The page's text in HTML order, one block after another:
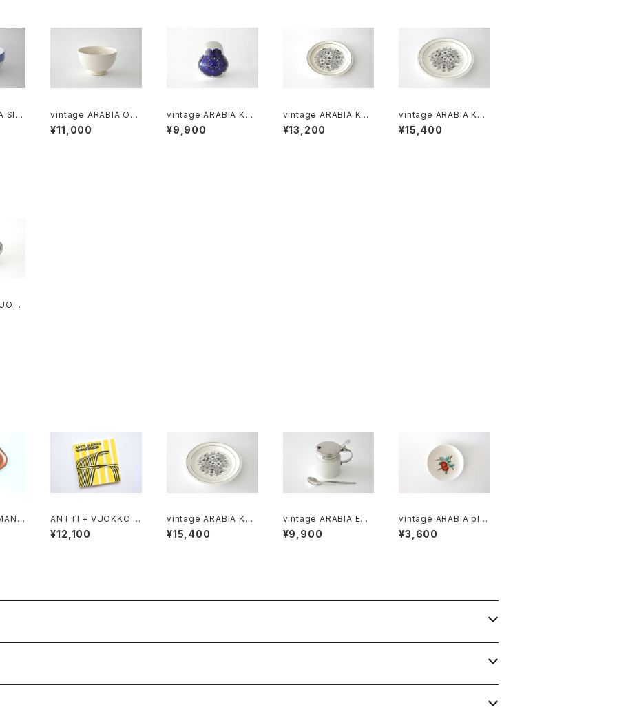
SINI
vintage ARABIA O-
model bowl ivory /
ヴィンテージ アラビア
¥11,000
vintage ARABIA KÖ
ÖKKI salt＆pepper s
haker cobalt / ヴィン
¥9,900
vintage ARABIA KR
OKUS Plate 20cm /
ヴィンテージ アラビア
¥13,200
vintage ARABIA KR
OKUS Plate 24cm /
ヴィンテージ アラビア
¥15,400
t
ANTTI + VUOKKO N
URMESNIEMI
¥12,100
vintage ARABIA KR
OKUS Plate 24cm /
ヴィンテージ アラビア
¥15,400
vintage ARABIA EK
model musterd pot
/ ヴィンテージ アラビア
¥9,900
vintage ARABIA plat
e 15cm / オールドアラ
ビア パン皿 15cm
¥3,600